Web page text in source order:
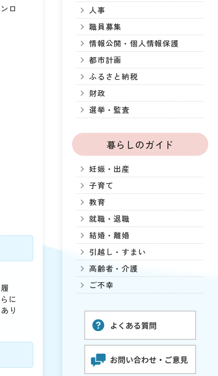
ロ
に
り
人事
職員募集
情報公開・個人情報保護
都市計画
ふるさと納税
財政
選挙・監査
暮らしのガイド
妊娠・出産
子育て
教育
就職・退職
結婚・離婚
引越し・すまい
高齢者・介護
ご不幸